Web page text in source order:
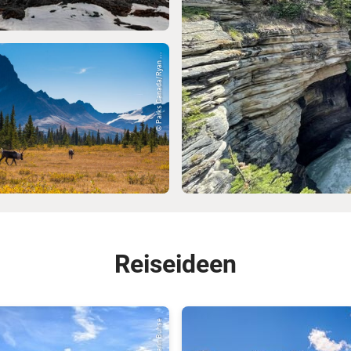
© Parks Canada/Ryan ...
Reiseideen
© Karin Buhse